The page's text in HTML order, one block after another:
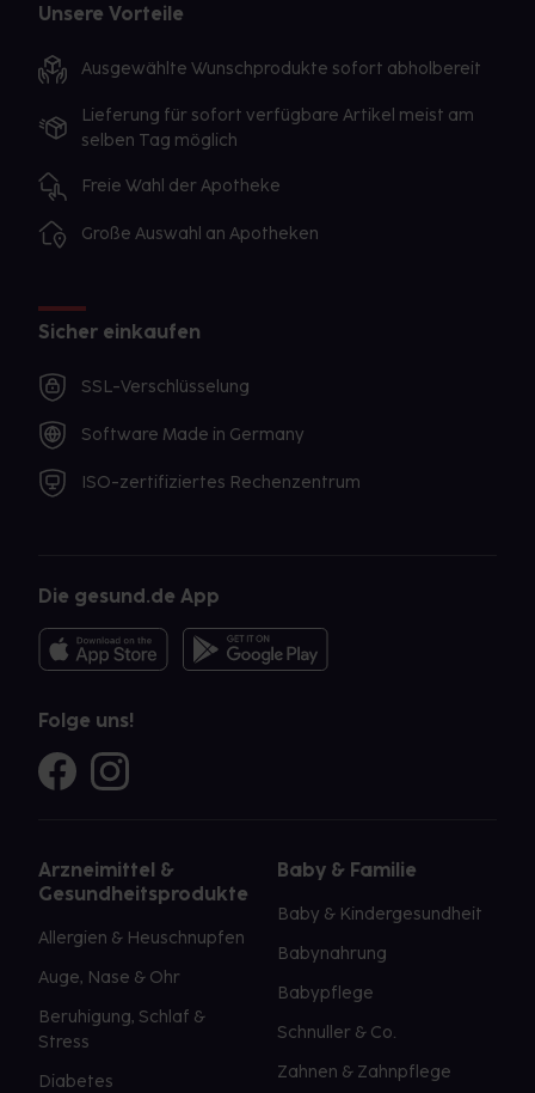
Unsere Vorteile
Ausgewählte Wunschprodukte sofort abholbereit
Lieferung für sofort verfügbare Artikel meist am
selben Tag möglich
Freie Wahl der Apotheke
Große Auswahl an Apotheken
Sicher einkaufen
SSL-Verschlüsselung
Software Made in Germany
ISO-zertifiziertes Rechenzentrum
Die gesund.de App
Folge uns!
Arzneimittel &
Gesundheitsprodukte
Allergien & Heuschnupfen
Auge, Nase & Ohr
Beruhigung, Schlaf &
Stress
Diabetes
Baby & Familie
Baby & Kindergesundheit
Babynahrung
Babypflege
Schnuller & Co.
Zahnen & Zahnpflege